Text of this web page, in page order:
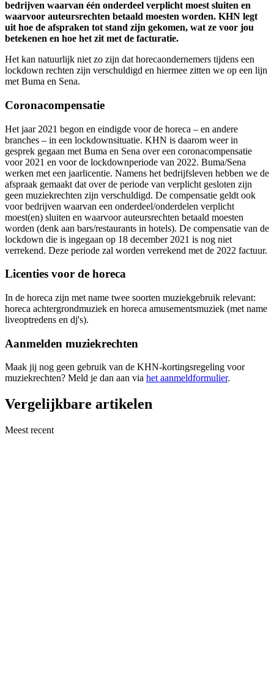
bedrijven waarvan één onderdeel verplicht moest sluiten en
waarvoor auteursrechten betaald moesten worden. KHN legt
uit hoe de afspraken tot stand zijn gekomen, wat ze voor jou
betekenen en hoe het zit met de facturatie.
Het kan natuurlijk niet zo zijn dat horecaondernemers tijdens een
lockdown rechten zijn verschuldigd en hiermee zitten we op een lijn
met Buma en Sena.
Coronacompensatie
Het jaar 2021 begon en eindigde voor de horeca – en andere
branches – in een lockdownsituatie. KHN is daarom weer in
gesprek gegaan met Buma en Sena over een coronacompensatie
voor 2021 en voor de lockdownperiode van 2022. Buma/Sena
werken met een jaarlicentie. Namens het bedrijfsleven hebben we de
afspraak gemaakt dat over de periode van verplicht gesloten zijn
geen muziekrechten zijn verschuldigd. De compensatie geldt ook
voor bedrijven waarvan een onderdeel/onderdelen verplicht
moest(en) sluiten en waarvoor auteursrechten betaald moesten
worden (denk aan bars/restaurants in hotels). De compensatie van de
lockdown die is ingegaan op 18 december 2021 is nog niet
verrekend. Deze periode zal worden verrekend met de 2022 factuur.
Licenties voor de horeca
In de horeca zijn met name twee soorten muziekgebruik relevant:
horeca achtergrondmuziek en horeca amusementsmuziek (met name
liveoptredens en dj's).
Aanmelden muziekrechten
Maak jij nog geen gebruik van de KHN-kortingsregeling voor
muziekrechten? Meld je dan aan via het aanmeldformulier.
Vergelijkbare artikelen
Meest recent